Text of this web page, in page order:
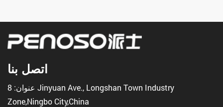
اتصل بنا
عنوان: 8 Jinyuan Ave., Longshan Town Industry
Zone,Ningbo City,China